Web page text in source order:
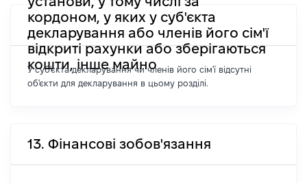
кордоном, у яких у суб'єкта
декларування або членів його сім'ї
відкриті рахунки або зберігаються
кошти, інше майно
У суб'єкта декларування чи членів його сім'ї відсутні
об'єкти для декларування в цьому розділі.
13. Фінансові зобов'язання